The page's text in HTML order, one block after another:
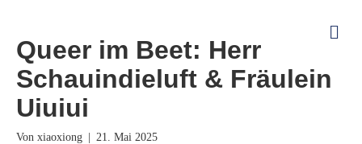
Queer im Beet: Herr
Schauindieluft & Fräulein
Uiuiui
Von 21. Mai 2025